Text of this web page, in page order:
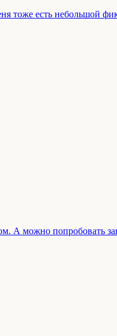
тоже есть небольшой
А можно попробовать